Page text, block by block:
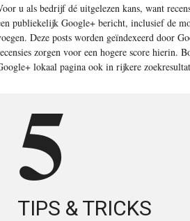
u als bedrijf dé uitgelezen kans, want
publiekelijk Google+ bericht, inclusief de
Deze posts worden geïndexeerd door
zorgen voor een hogere score hierin.
lokaal pagina ook in rijkere
5
TIPS & TRICKS